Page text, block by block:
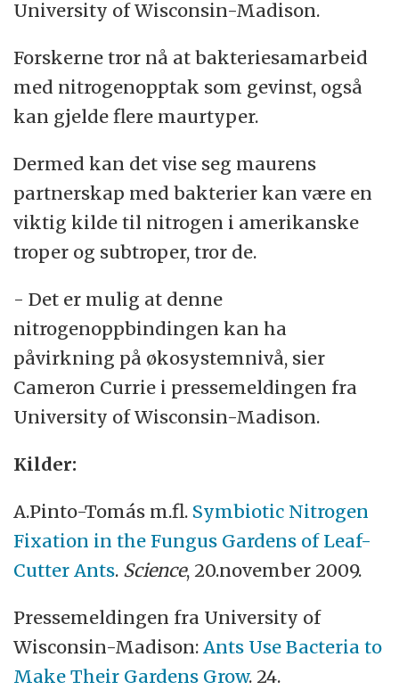
University of Wisconsin-Madison.
Forskerne tror nå at bakteriesamarbeid
med nitrogenopptak som gevinst, også
kan gjelde flere maurtyper.
Dermed kan det vise seg maurens
partnerskap med bakterier kan være en
viktig kilde til nitrogen i amerikanske
troper og subtroper, tror de.
- Det er mulig at denne
nitrogenoppbindingen kan ha
påvirkning på økosystemnivå, sier
Cameron Currie i pressemeldingen fra
University of Wisconsin-Madison.
Kilder:
A.Pinto-Tomás m.fl. Symbiotic Nitrogen
Fixation in the Fungus Gardens of Leaf-
Cutter Ants. Science, 20.november 2009.
Pressemeldingen fra University of
Wisconsin-Madison: Ants Use Bacteria to
Make Their Gardens Grow. 24.